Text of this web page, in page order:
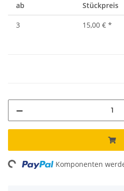
ab Stückpreis
3 15,00 € *
Komponenten